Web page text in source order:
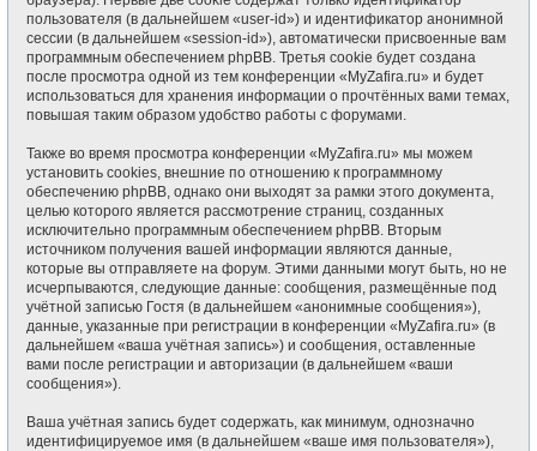
пользователя (в дальнейшем «user-id») и идентификатор анонимной
сессии (в дальнейшем «session-id»), автоматически присвоенные вам
программным обеспечением phpBB. Третья cookie будет создана
после просмотра одной из тем конференции «MyZafira.ru» и будет
использоваться для хранения информации о прочтённых вами темах,
повышая таким образом удобство работы с форумами.
Также во время просмотра конференции «MyZafira.ru» мы можем
установить cookies, внешние по отношению к программному
обеспечению phpBB, однако они выходят за рамки этого документа,
целью которого является рассмотрение страниц, созданных
исключительно программным обеспечением phpBB. Вторым
источником получения вашей информации являются данные,
которые вы отправляете на форум. Этими данными могут быть, но не
исчерпываются, следующие данные: сообщения, размещённые под
учётной записью Гостя (в дальнейшем «анонимные сообщения»),
данные, указанные при регистрации в конференции «MyZafira.ru» (в
дальнейшем «ваша учётная запись») и сообщения, оставленные
вами после регистрации и авторизации (в дальнейшем «ваши
сообщения»).
Ваша учётная запись будет содержать, как минимум, однозначно
идентифицируемое имя (в дальнейшем «ваше имя пользователя»),